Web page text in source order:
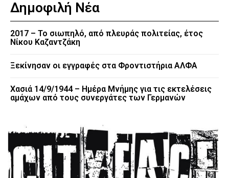
Δημοφιλή Νέα
2017 – Το σιωπηλό, από πλευράς πολιτείας, έτος
Νίκου Καζαντζάκη
Ξεκίνησαν οι εγγραφές στα Φροντιστήρια ΑΛΦΑ
Χασιά 14/9/1944 – Ημέρα Μνήμης για τις εκτελέσεις
αμάχων από τους συνεργάτες των Γερμανών